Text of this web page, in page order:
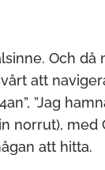
Och då
att
”Jag
norrut), med
att hitta.